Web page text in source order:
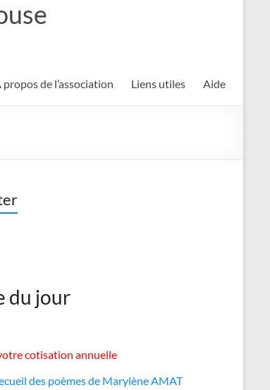
propos de l’association Liens utiles Aide
du jour
cotisation annuelle
des poèmes de Marylène AMAT